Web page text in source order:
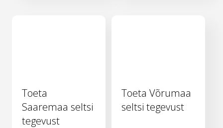
Toeta
Saaremaa seltsi
tegevust
Toeta Võrumaa
seltsi tegevust